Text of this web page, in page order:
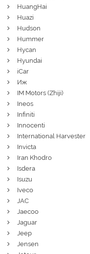
HuangHai
Huazi
Hudson
Hummer
Hycan
Hyundai
iCar
Иж
IM Motors (Zhiji)
Ineos
Infiniti
Innocenti
International Harvester
Invicta
Iran Khodro
Isdera
Isuzu
Iveco
JAC
Jaecoo
Jaguar
Jeep
Jensen